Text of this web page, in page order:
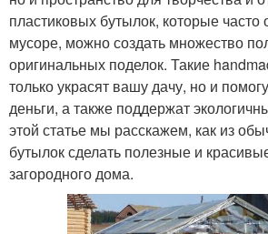
пластиковых бутылок, которые часто
мусоре, можно создать множество
оригинальных поделок. Такие
только украсят вашу дачу, но и
деньги, а также поддержат
этой статье мы расскажем, как из
бутылок сделать полезные и
загородного дома.